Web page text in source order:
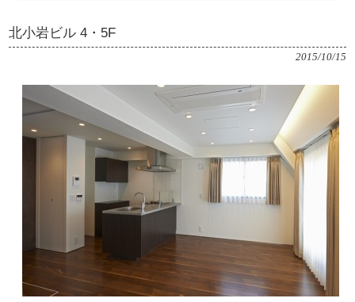
北小岩ビル 4・5F
2015/10/15